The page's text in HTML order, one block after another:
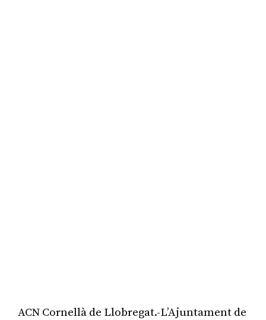
ACN Cornellà de Llobregat.-L’Ajuntament de